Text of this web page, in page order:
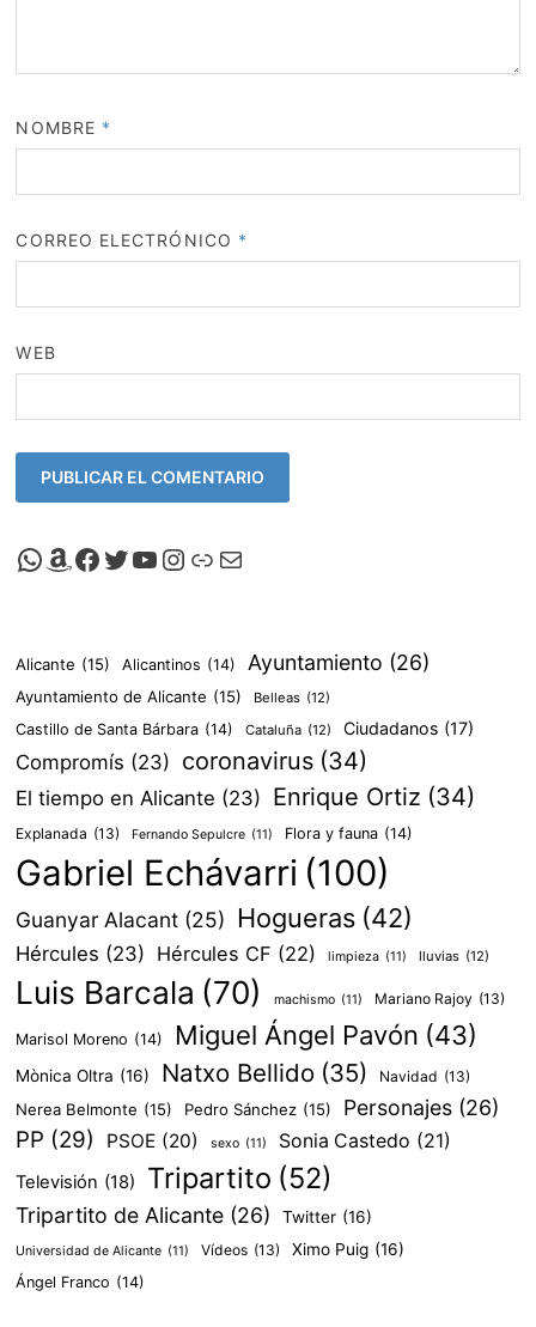
NOMBRE *
CORREO ELECTRÓNICO *
WEB
Canal de Whatsapp de Viscalacant
Comprar en Amazon
Facebook de Viscalacant
Twitter de Viscalacant
Canal de Youtube de Viscalacant
Instagram de Viscalacant
Viscalacant en Polkaverse
Correo electrónico
Alicante (15) Alicantinos (14) Ayuntamiento (26)
Ayuntamiento de Alicante (15) Belleas (12)
Castillo de Santa Bárbara (14) Cataluña (12) Ciudadanos (17)
Compromís (23) coronavirus (34)
El tiempo en Alicante (23) Enrique Ortiz (34)
Explanada (13) Fernando Sepulcre (11) Flora y fauna (14)
Gabriel Echávarri (100)
Guanyar Alacant (25) Hogueras (42)
Hércules (23) Hércules CF (22) limpieza (11) lluvias (12)
Luis Barcala (70) machismo (11) Mariano Rajoy (13)
Marisol Moreno (14) Miguel Ángel Pavón (43)
Mònica Oltra (16) Natxo Bellido (35) Navidad (13)
Nerea Belmonte (15) Pedro Sánchez (15) Personajes (26)
PP (29) PSOE (20) sexo (11) Sonia Castedo (21)
Televisión (18) Tripartito (52)
Tripartito de Alicante (26) Twitter (16)
Universidad de Alicante (11) Vídeos (13) Ximo Puig (16)
Ángel Franco (14)